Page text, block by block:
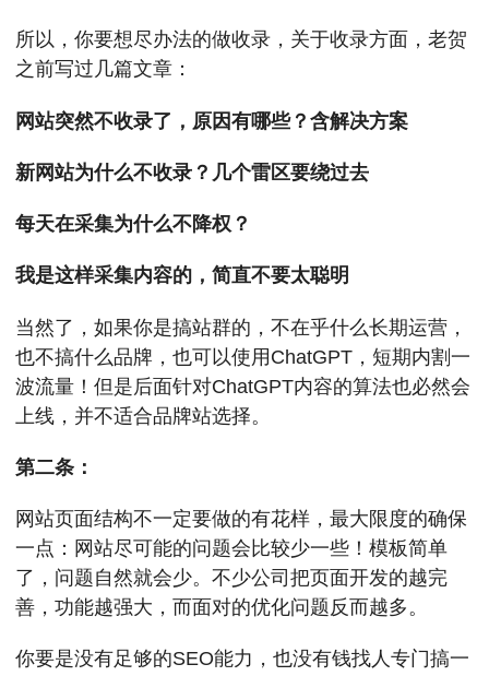
所以，你要想尽办法的做收录，关于收录方面，老贺
之前写过几篇文章：
网站突然不收录了，原因有哪些？含解决方案
新网站为什么不收录？几个雷区要绕过去
每天在采集为什么不降权？
我是这样采集内容的，简直不要太聪明
当然了，如果你是搞站群的，不在乎什么长期运营，
也不搞什么品牌，也可以使用ChatGPT，短期内割一
波流量！但是后面针对ChatGPT内容的算法也必然会
上线，并不适合品牌站选择。
第二条：
网站页面结构不一定要做的有花样，最大限度的确保
一点：网站尽可能的问题会比较少一些！模板简单
了，问题自然就会少。不少公司把页面开发的越完
善，功能越强大，而面对的优化问题反而越多。
你要是没有足够的SEO能力，也没有钱找人专门搞一